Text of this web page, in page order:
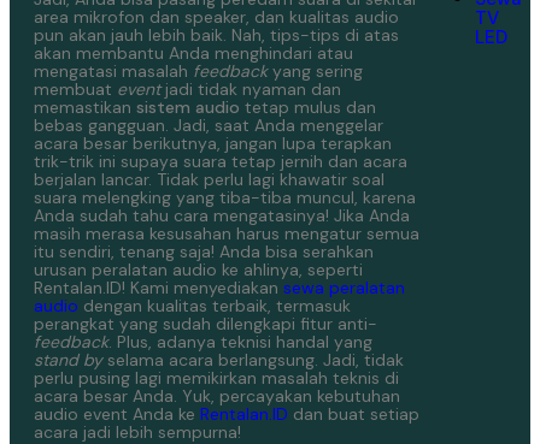
area mikrofon dan speaker, dan kualitas audio
pun akan jauh lebih baik. Nah, tips-tips di atas
akan membantu Anda menghindari atau
mengatasi masalah feedbackyang sering
membuat eventjadi tidak nyaman dan
memastikan sistem audio tetap mulus dan
bebas gangguan. Jadi, saat Anda menggelar
acara besar berikutnya, jangan lupa terapkan
trik-trik ini supaya suara tetap jernih dan acara
berjalan lancar. Tidak perlu lagi khawatir soal
suara melengking yang tiba-tiba muncul, karena
Anda sudah tahu cara mengatasinya! Jika Anda
masih merasa kesusahan harus mengatur semua
itu sendiri, tenang saja! Anda bisa serahkan
urusan peralatan audio ke ahlinya, seperti
Rentalan.ID! Kami menyediakan sewa peralatan
audio dengan kualitas terbaik, termasuk
perangkat yang sudah dilengkapi fitur anti-
feedback. Plus, adanya teknisi handal yang
stand byselama acara berlangsung. Jadi, tidak
perlu pusing lagi memikirkan masalah teknis di
acara besar Anda. Yuk, percayakan kebutuhan
audio event Anda ke Rentalan.ID dan buat setiap
acara jadi lebih sempurna!
TV
LED